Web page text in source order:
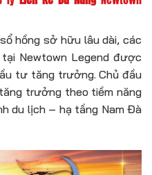
hồng sở hữu lâu dài, các
Newtown Legend được
tư tăng trưởng. Chủ đầu
trưởng theo tiềm năng
du lịch – hạ tầng Nam Đà